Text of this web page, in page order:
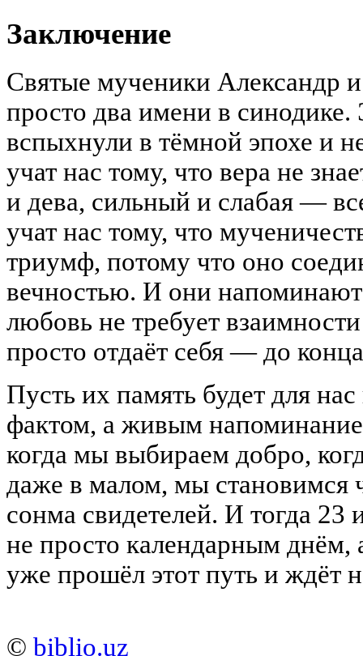
Заключение
Святые мученики Александр
просто два имени в синодике.
вспыхнули в тёмной эпохе и
учат нас тому, что вера не
и дева, сильный и слабая —
учат нас тому, что
триумф, потому что оно
вечностью. И они
любовь не требует
просто отдаёт себя — до
Пусть их память будет для
фактом, а живым
когда мы выбираем добро,
даже в малом, мы становимся
сонма свидетелей. И тогда 23
не просто календарным днём,
уже прошёл этот путь и ждёт
© biblio.uz